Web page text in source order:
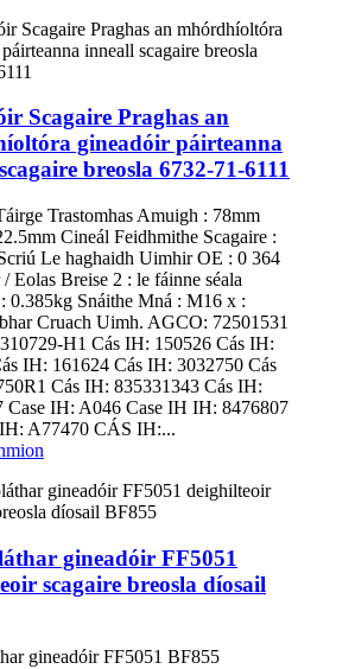
Scagaire Praghas an
gineadóir páirteanna
breosla 6732-71-6111
Trastomhas Amuigh : 78mm
Cineál Feidhmithe Scagaire :
Le haghaidh Uimhir OE : 0 364
Eolas Breise 2 : le fáinne séala
0.385kg Snáithe Mná : M16 x :
Cruach Uimh. AGCO: 72501531
H1 Cás IH: 150526 Cás IH:
IH: 161624 Cás IH: 3032750 Cás
Cás IH: 835331343 Cás IH:
Case IH: A046 Case IH IH: 8476807
A77470 CÁS IH:...
mion
gineadóir FF5051
scagaire breosla díosail
gineadóir FF5051 BF855